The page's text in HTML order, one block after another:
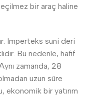
bir araç haline
Imperteks suni deri
Bu nedenle, hafif
zamanda, 28
uzun süre
ekonomik bir yatırım